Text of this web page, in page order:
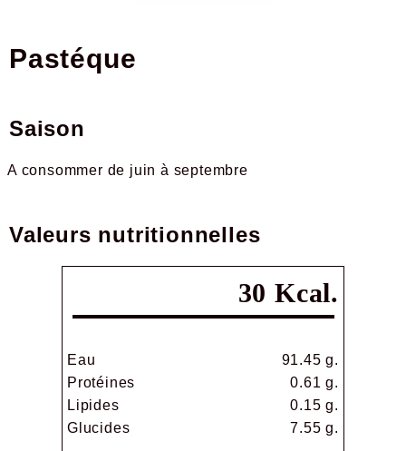
pastéque
Saison
A consommer de juin à septembre
Valeurs nutritionnelles
30 Kcal.
Eau
91.45 g.
Protéines
0.61 g.
Lipides
0.15 g.
Glucides
7.55 g.